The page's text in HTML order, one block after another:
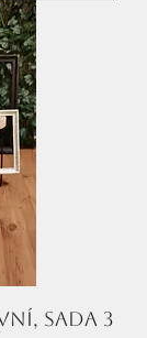
sada 3